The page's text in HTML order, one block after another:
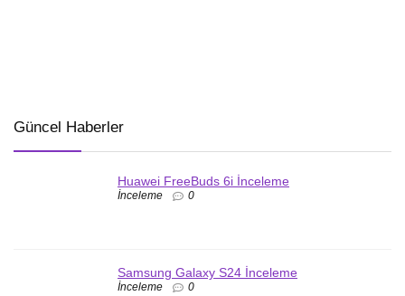
Güncel Haberler
Huawei FreeBuds 6i İnceleme
İnceleme 0
Samsung Galaxy S24 İnceleme
İnceleme 0